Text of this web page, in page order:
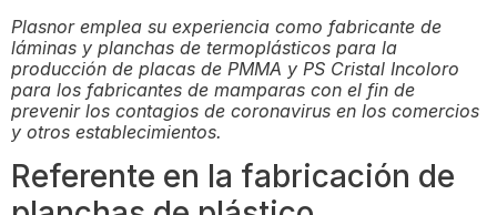
Plasnor emplea su experiencia como fabricante de
láminas y planchas de termoplásticos para la
producción de placas de PMMA y PS Cristal Incoloro
para los fabricantes de mamparas con el fin de
prevenir los contagios de coronavirus en los comercios
y otros establecimientos.
Referente en la fabricación de